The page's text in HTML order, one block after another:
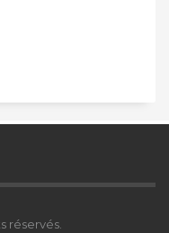
réservés.